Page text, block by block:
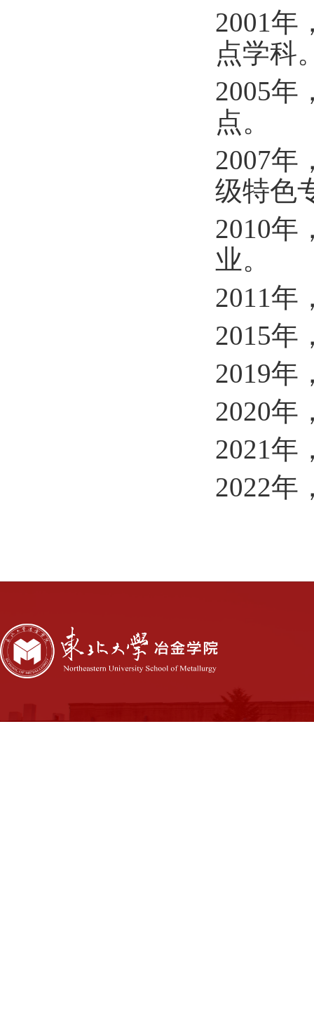
2001年
点学科
2005年
点。
2007年
级特色
2010年
业。
2011年
2015年
2019年
2020年
2021年
2022年